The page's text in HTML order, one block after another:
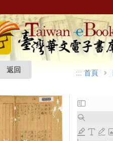
返回 ::: 首頁